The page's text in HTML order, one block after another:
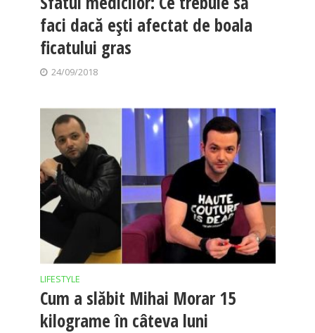
faci dacă eşti afectat de boala
ficatului gras
24/09/2018
LIFESTYLE
Cum a slăbit Mihai Morar 15
kilograme în câteva luni